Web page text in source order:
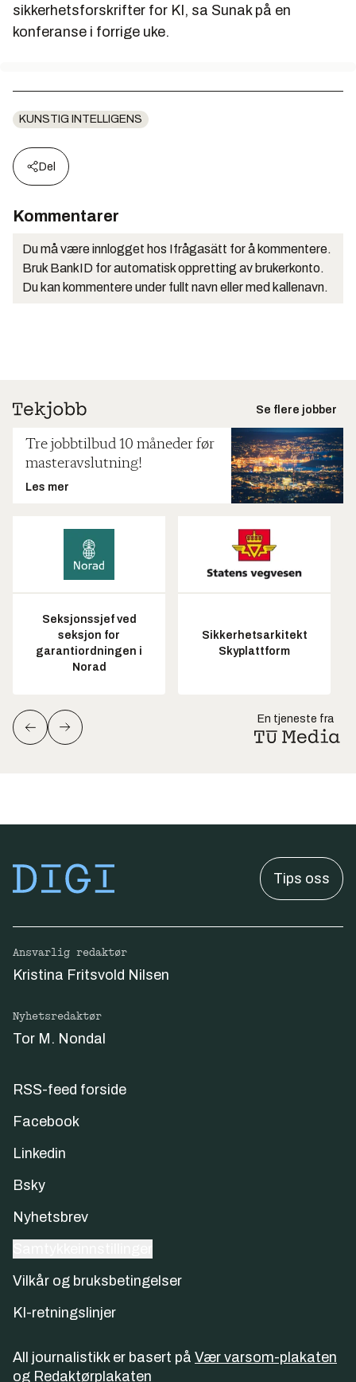
sikkerhetsforskrifter for KI, sa Sunak på en
konferanse i forrige uke.
KUNSTIG INTELLIGENS
Del
Kommentarer
Du må være innlogget hos Ifrågasätt for å kommentere.
Bruk BankID for automatisk oppretting av brukerkonto.
Du kan kommentere under fullt navn eller med kallenavn.
Se flere jobber
Tre jobbtilbud 10 måneder før
masteravslutning!
Les mer
Seksjonssjef ved
seksjon for
garantiordningen i
Norad
Sikkerhetsarkitekt
Skyplattform
En tjeneste fra
Tips oss
Ansvarlig redaktør
Kristina Fritsvold Nilsen
Nyhetsredaktør
Tor M. Nondal
RSS-feed forside
Facebook
Linkedin
Bsky
Nyhetsbrev
Vilkår og bruksbetingelser
KI-retningslinjer
All journalistikk er basert på Vær varsom-plakaten
og Redaktørplakaten